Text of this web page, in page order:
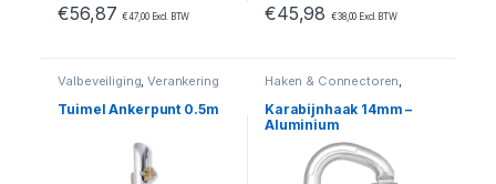
€56,87 €47,00Excl. BTW €45,98 €38,00 Excl. BTW
Valbeveiliging,Verankering
Tuimel Ankerpunt 0.5m
Haken & Connectoren,
Karabijnhaak 14mm –
Aluminium